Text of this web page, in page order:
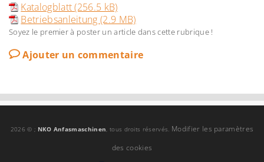
Katalogblatt (256.5 kB)
Betriebsanleitung (2.9 MB)
Soyez le premier à poster un article dans cette rubrique !
Ajouter un commentaire
2026 © ; NKO Anfasmaschinen, tous droits réservés. Modifier les paramètres
des cookies